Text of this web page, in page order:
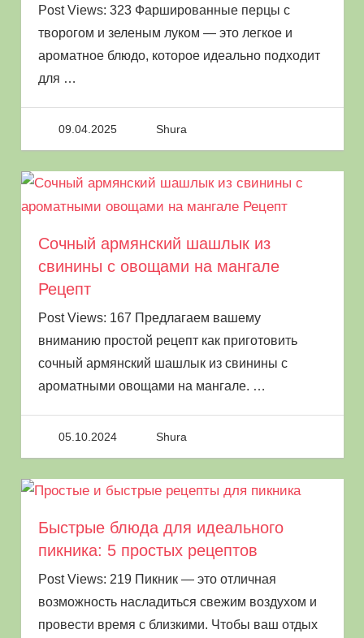
Овощи— это кулинарный термин,
обозначающий съедобную часть некоторых
растений, а также всякую твёрдую
растительную пищу, за исключением
фруктов, круп и орехов. Они неотъемлемая
часть питания человека. В овощах
содержатся важные для здоровья витамины,
углеводы и прочие полезные вещества.
зимой укрепляют организм и поставляют в
него необходимые для нормального
функционирования элементы.
window.yaContextCb.push(()=>{
Ya.Context.AdvManager.render({ renderTo:
"yandex_rtb_R-A-8003868-4", blockId: "R-A-
Как приготовить овощи на
костре
Ассорти из овощей
Как правило, плоды запекают после
приготовления мясных или рыбных блюд на
мангале, когда жар несильный, а угли уже
Post Views: 323 Фаршированные перцы с
творогом и зеленым луком — это легкое и
ароматное блюдо, которое идеально подходит
для …
09.04.2025 Shura
Сочный армянский шашлык из
свинины с овощами на мангале
Рецепт
Post Views: 167 Предлагаем вашему
вниманию простой рецепт как приготовить
сочный армянский шашлык из свинины с
ароматными овощами на мангале. …
05.10.2024 Shura
Быстрые блюда для идеального
пикника: 5 простых рецептов
Post Views: 219 Пикник — это отличная
возможность насладиться свежим воздухом и
провести время с близкими. Чтобы ваш отдых